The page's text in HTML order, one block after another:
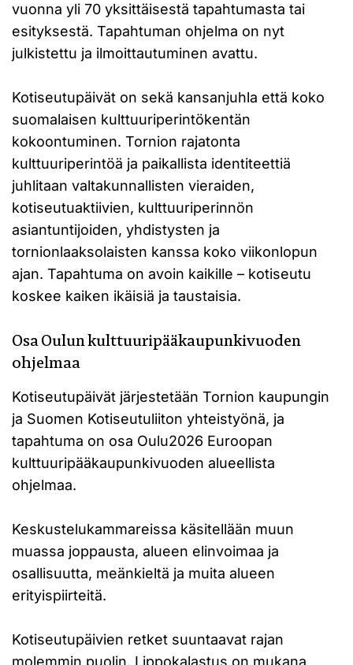
vuonna yli 70 yksittäisestä tapahtumasta tai
esityksestä. Tapahtuman ohjelma on nyt
julkistettu ja ilmoittautuminen avattu.
Kotiseutupäivät on sekä kansanjuhla että koko
suomalaisen kulttuuriperintökentän
kokoontuminen. Tornion rajatonta
kulttuuriperintöä ja paikallista identiteettiä
juhlitaan valtakunnallisten vieraiden,
kotiseutuaktiivien, kulttuuriperinnön
asiantuntijoiden, yhdistysten ja
tornionlaaksolaisten kanssa koko viikonlopun
ajan. Tapahtuma on avoin kaikille – kotiseutu
koskee kaiken ikäisiä ja taustaisia.
Osa Oulun kulttuuripääkaupunkivuoden
ohjelmaa
Kotiseutupäivät järjestetään Tornion kaupungin
ja Suomen Kotiseutuliiton yhteistyönä, ja
tapahtuma on osa Oulu2026 Euroopan
kulttuuripääkaupunkivuoden alueellista
ohjelmaa.
Keskustelukammareissa käsitellään muun
muassa joppausta, alueen elinvoimaa ja
osallisuutta, meänkieltä ja muita alueen
erityispiirteitä.
Kotiseutupäivien retket suuntaavat rajan